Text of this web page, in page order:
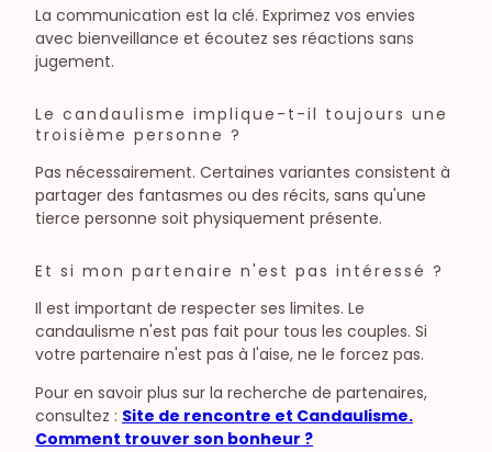
La communication est la clé. Exprimez vos envies
avec bienveillance et écoutez ses réactions sans
jugement.
Le candaulisme implique-t-il toujours une
troisième personne ?
Pas nécessairement. Certaines variantes consistent à
partager des fantasmes ou des récits, sans qu'une
tierce personne soit physiquement présente.
Et si mon partenaire n'est pas intéressé ?
Il est important de respecter ses limites. Le
candaulisme n'est pas fait pour tous les couples. Si
votre partenaire n'est pas à l'aise, ne le forcez pas.
Pour en savoir plus sur la recherche de partenaires,
consultez : Site de rencontre et Candaulisme.
Comment trouver son bonheur ?